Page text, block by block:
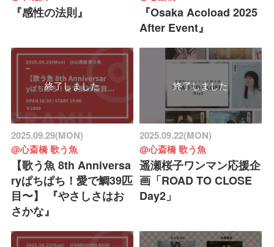
『感性の法則』
『Osaka Acoload 2025
After Event』
終了しました
2025.09.29(MON)
@心斎橋 歌う魚
【歌う魚 8th Anniversa
ryぱちぱち！愛で鯛39匹
目〜】 『やさしさはお
さかな』
終了しました
2025.09.22(MON)
@心斎橋 歌う魚
遥瀬桜子ワンマン応援企
画「ROAD TO CLOSE
Day2」